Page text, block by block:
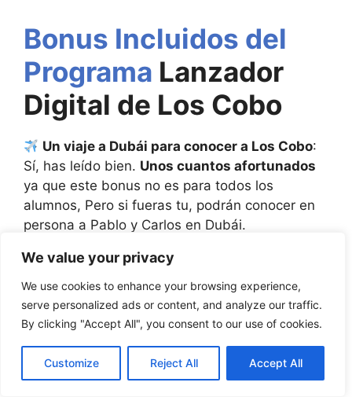
We value your privacy
We use cookies to enhance your browsing experience,
serve personalized ads or content, and analyze our traffic.
By clicking "Accept All", you consent to our use of cookies.
Customize Reject All Accept All
Bonus Incluidos del
Programa Lanzador
Digital de Los Cobo
Un viaje a Dubái para conocer a Los Cobo:
Sí, has leído bien. Unos cuantos afortunados
ya que este bonus no es para todos los
alumnos, Pero si fueras tu, podrán conocer en
persona a Pablo y Carlos en Dubái.
Mastermind exclusivo:
realizada, podrás unirte a una comunidad
privada de emprendedores del sector del
marketing digital, donde compartirás ideas,
estrategias y recibirás asesoramiento
constante.